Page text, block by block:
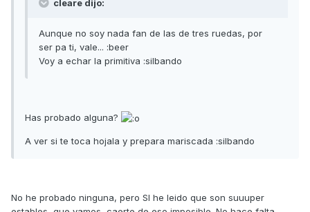
cleare dijo:
Aunque no soy nada fan de las de tres ruedas, por
ser pa ti, vale... :beer
Voy a echar la primitiva :silbando
Has probado alguna?
A ver si te toca hojala y prepara mariscada :silbando
No he probado ninguna, pero SI he leido que son suuuper